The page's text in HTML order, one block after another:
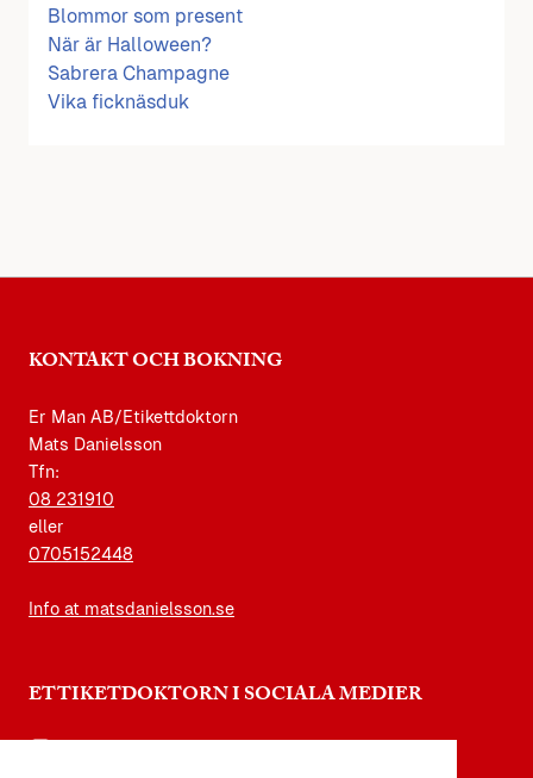
Blommor som present
När är Halloween?
Sabrera Champagne
Vika ficknäsduk
KONTAKT OCH BOKNING
Er Man AB/Etikettdoktorn
Mats Danielsson
Tfn:
08 231910
eller
0705152448
Info at matsdanielsson.se
ETTIKETDOKTORN I SOCIALA MEDIER